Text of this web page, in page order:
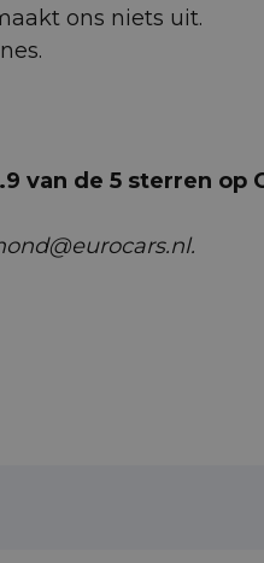
ons niets uit.
van de 5 sterren op